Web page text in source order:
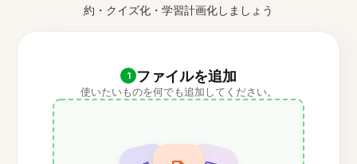
約・クイズ化・学習計画化しましょう
1 ファイルを追加
使いたいものを何でも追加してください。